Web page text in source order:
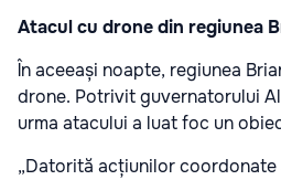
Atacul cu drone din regiunea
În aceeași noapte, regiunea
drone. Potrivit guvernatorului
urma atacului a luat foc un
„Datorită acțiunilor